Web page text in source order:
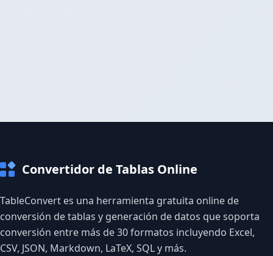
Convertidor de Tablas Online
TableConvert es una herramienta gratuita online de
conversión de tablas y generación de datos que soporta
conversión entre más de 30 formatos incluyendo Excel,
CSV, JSON, Markdown, LaTeX, SQL y más.